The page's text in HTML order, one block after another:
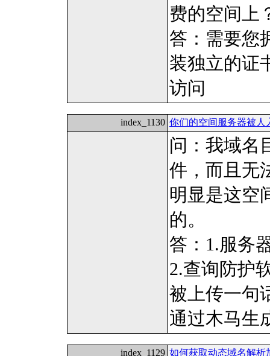
费的空间上
答：需要您
装独立的证
访问
index_1130 你们的空间服务器被人
问：我域名
件，而且无
明显是这空
的。
答：1.服务
2.查询防护
被上传一句
通过木马生
index_1129 如何获取动态域名解析